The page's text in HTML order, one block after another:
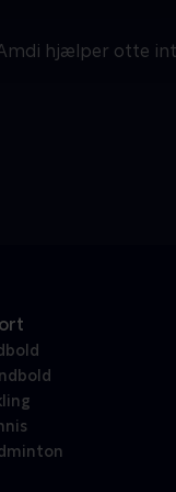
hjælper otte